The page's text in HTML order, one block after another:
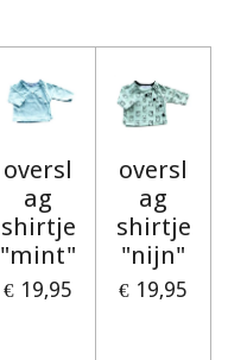
oversl
ag
shirtje
"mint"
€ 19,95
oversl
ag
shirtje
"nijn"
€ 19,95